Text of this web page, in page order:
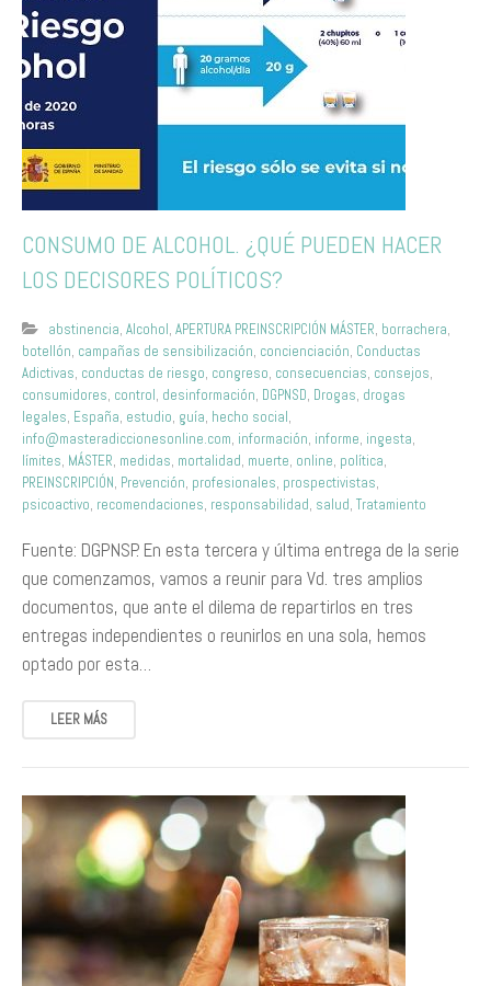
CONSUMO DE ALCOHOL. ¿QUÉ PUEDEN HACER
LOS DECISORES POLÍTICOS?
abstinencia, Alcohol, APERTURA PREINSCRIPCIÓN MÁSTER, borrachera,
botellón, campañas de sensibilización, concienciación, Conductas
Adictivas, conductas de riesgo, congreso, consecuencias, consejos,
consumidores, control, desinformación, DGPNSD, Drogas, drogas
legales, España, estudio, guía, hecho social,
info@masteradiccionesonline.com, información, informe, ingesta,
límites, MÁSTER, medidas, mortalidad, muerte, online, política,
PREINSCRIPCIÓN, Prevención, profesionales, prospectivistas,
psicoactivo, recomendaciones, responsabilidad, salud, Tratamiento
Fuente: DGPNSP. En esta tercera y última entrega de la serie
que comenzamos, vamos a reunir para Vd. tres amplios
documentos, que ante el dilema de repartirlos en tres
entregas independientes o reunirlos en una sola, hemos
optado por esta…
LEER MÁS